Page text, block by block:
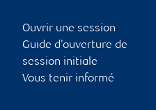
Ouvrir une session
Guide d’ouverture de
session initiale
Vous tenir informé